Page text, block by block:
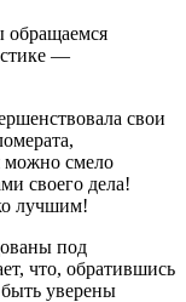
обращаемся
—
свои
можно смело
своего дела!
лучшим!
под
что, обратившись
уверены